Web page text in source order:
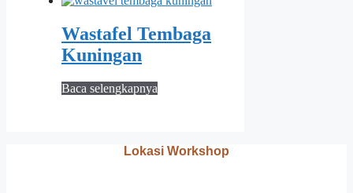
Wastafel Tembaga
Kuningan
Baca selengkapnya
Lokasi Workshop